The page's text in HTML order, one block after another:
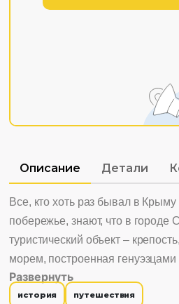
Описание Детали
Все, кто хоть раз бывал в
побережье, знают, что в городе
туристический объект –
морем, построенная
своей колонии в северном
сакральное для всех крымчан,
Развернуть
история путешествия